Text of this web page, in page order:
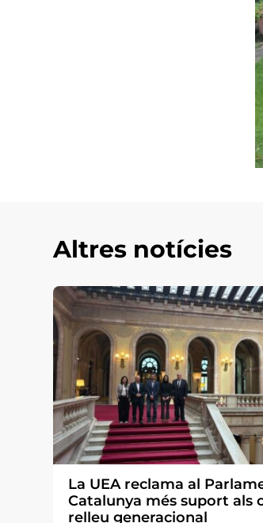
Altres notícies
La UEA reclama al
Catalunya més suport als
relleu generacional